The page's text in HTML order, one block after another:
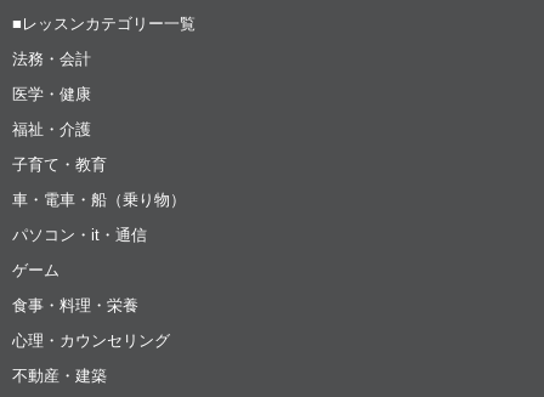
■レッスンカテゴリー一覧
法務・会計
医学・健康
福祉・介護
子育て・教育
車・電車・船（乗り物）
パソコン・it・通信
ゲーム
食事・料理・栄養
心理・カウンセリング
不動産・建築